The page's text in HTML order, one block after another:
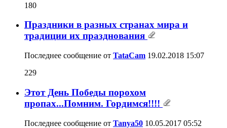
180
Праздники в разных странах мира и
традиции их празднования
Последнее сообщение от TataCam 19.02.2018 15:07
229
Этот День Победы порохом
пропах...Помним. Гордимся!!!!
Последнее сообщение от Tanya50 10.05.2017 05:52